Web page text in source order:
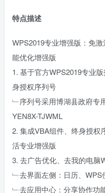
特点描述
WPS2019专业增强版：免
能优化增强版
1. 基于官方WPS2019专业
身授权序列号
﹂序列号采用博湖县政府专
YEN8X-TJWML
2. 集成VBA组件、终身授权
活专业增强版
3. 去广告优化、去我的电脑
﹂去界面左侧：日历、WPS
﹂去应用中心：分享协作功